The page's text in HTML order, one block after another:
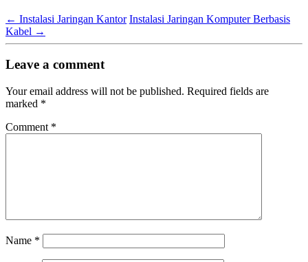
← Instalasi Jaringan Kantor Instalasi Jaringan Komputer Berbasis
Kabel →
Leave a comment
Your email address will not be published. Required fields are
marked *
Comment *
Name *